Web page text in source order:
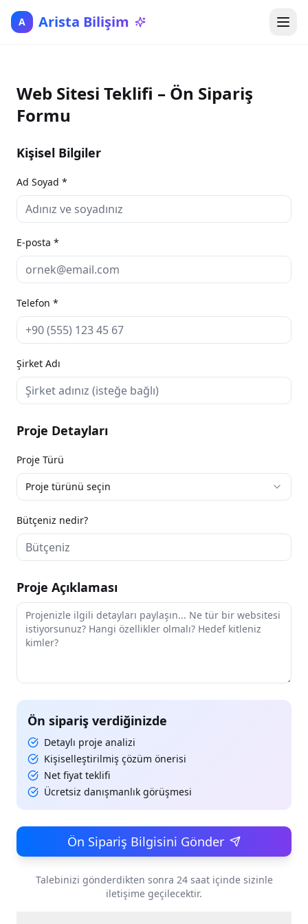
İçeriğe atla
A Arista Bilişim
Web Sitesi Teklifi – Ön Sipariş
Formu
Kişisel Bilgiler
Ad Soyad *
E-posta *
Telefon *
Şirket Adı
Proje Detayları
Proje Türü
Proje türünü seçin
Bütçeniz nedir?
Proje Açıklaması
Proje Açıklaması
Ön sipariş verdiğinizde
Detaylı proje analizi
Kişiselleştirilmiş çözüm önerisi
Net fiyat teklifi
Ücretsiz danışmanlık görüşmesi
Ön Sipariş Bilgisini Gönder
Talebinizi gönderdikten sonra 24 saat içinde sizinle
iletişime geçilecektir.